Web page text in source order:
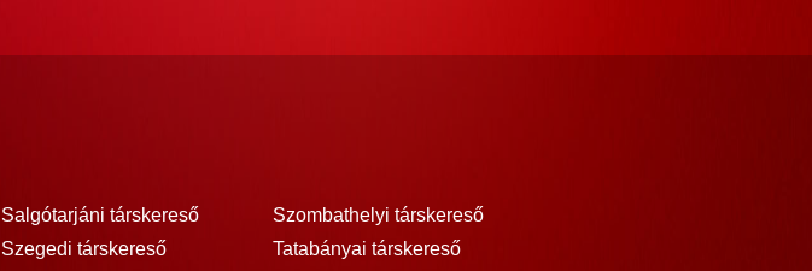
Salgótarjáni társkereső
Szegedi társkereső
Szombathelyi társkereső
Tatabányai társkereső